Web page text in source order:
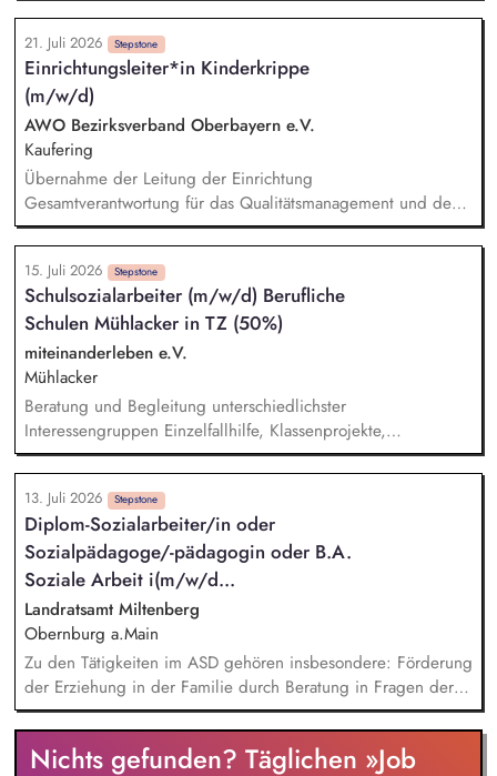
Vermittlung und Begleitung von Kindern in geeignete
Pflegefamilien unter Einbezug des individuellen Hilfebedarfs,
Sicherstellung des Kindeswohls in Pflegefamilien gem. § 8a
SGB VIII, Einleitung und Durchführung von
Schutzmaßnahmen von Kindern und Jugendlichen,
Durchführung von Inobhutnahmen zur Abwendung einer
Kindeswohlgefährdung.
21. Juli 2026 Stepstone
Einrichtungsleiter*in Kinderkrippe
(m/w/d)
AWO Bezirksverband Oberbayern e.V.
Kaufering
Übernahme der Leitung der Einrichtung
Gesamtverantwortung für das Qualitätsmanagement und den
wirtschaftlichen Erfolg der Einrichtung Leitung von
Teamsitzungen sowie Teilnahme und (Mit-)Gestaltung von
Elternabenden Erarbeitung von Konzepten gemeinsam mit
Ihrem Team Weiterentwicklung der Einrichtung im Rahmen
unseres pädagogischen Schwerpunkts Orientierung am
Leitbild und den Grundsätzen der AWO
15. Juli 2026 Stepstone
Schulsozialarbeiter (m/w/d) Berufliche
Schulen Mühlacker in TZ (50%)
miteinanderleben e.V.
Mühlacker
Beratung und Begleitung unterschiedlichster
Interessengruppen Einzelfallhilfe, Klassenprojekte,
Präventionsarbeit und Sozialtrainings für Gruppen
Vertrauensvolle Zusammenarbeit mit Schulleitung,
Lehrkräften, Eltern und externen Kooperationspartnern
Förderung und Vernetzung von Schule und Sozialraum
Schulsozialarbeit und Öffnung der Schule für das
Gemeinwesen Stärkung der Persönlichkeit der Schüler*innen
Orientierungshilfen bei verschiedenen Lebensfragen (z.B.
Jugendhilfe, Übergang Schule-Beruf, Wohnen, Familie etc.)
Förderung der sozialen Kompetenz und Eigenverantwortung
von Schülern und Schülerinnen durch gezielte Projekte und
Angebote
13. Juli 2026 Stepstone
Diplom-Sozialarbeiter/in oder
Sozialpädagoge/-pädagogin oder B.A.
Soziale Arbeit i(m/w/d...
Landratsamt Miltenberg
Obernburg a.Main
Zu den Tätigkeiten im ASD gehören insbesondere: Förderung
der Erziehung in der Familie durch Beratung in Fragen der
Erziehung und Entwicklung junger Menschen, Beratung,
Vermittlung und fachliche Begleitung von Hilfen zur
Erziehung, Steuerung und Hilfeplanung, Entscheidungen zur
Nichts gefunden? Täglichen »Job